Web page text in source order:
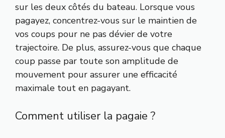
sur les deux côtés du bateau. Lorsque vous
pagayez, concentrez-vous sur le maintien de
vos coups pour ne pas dévier de votre
trajectoire. De plus, assurez-vous que chaque
coup passe par toute son amplitude de
mouvement pour assurer une efficacité
maximale tout en pagayant.
Comment utiliser la pagaie ?